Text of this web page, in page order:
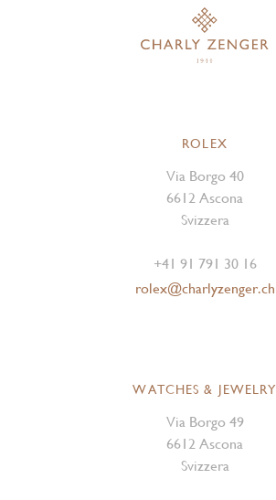
ROLEX
Via Borgo 40
6612 Ascona
Svizzera
+41 91 791 30 16
rolex@charlyzenger.ch
WATCHES & JEWELRY
Via Borgo 49
6612 Ascona
Svizzera